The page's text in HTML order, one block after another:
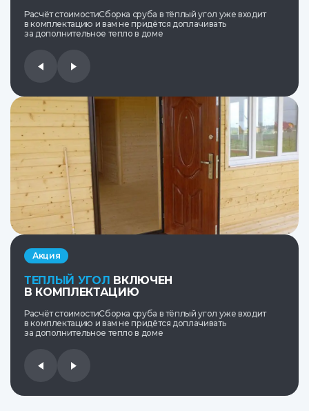
Расчёт стоимостиСборка сруба в тёплый угол уже входит
в комплектацию и вам не придётся доплачивать
за дополнительное тепло в доме
Акция
ТЕПЛЫЙ УГОЛ ВКЛЮЧЕН
В КОМПЛЕКТАЦИЮ
Расчёт стоимостиСборка сруба в тёплый угол уже входит
в комплектацию и вам не придётся доплачивать
за дополнительное тепло в доме